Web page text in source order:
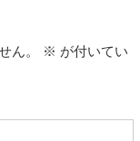
ん。 ※ が付いてい